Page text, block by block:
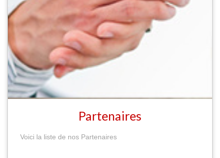
Partenaires
Voici la liste de nos Partenaires